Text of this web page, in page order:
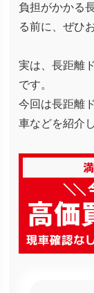
負担がかかる
る前に、ぜひ
実は、長距離
です。
今回は長距離
車などを紹介